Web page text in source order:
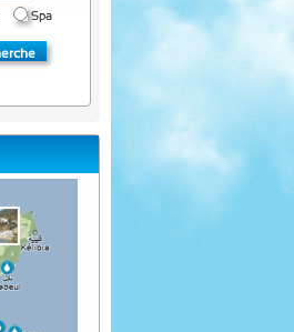
Spa